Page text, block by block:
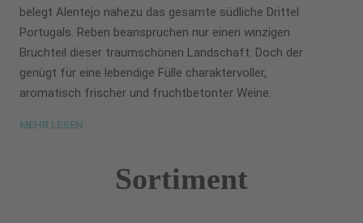
belegt Alentejo nahezu das gesamte südliche Drittel
Portugals. Reben beanspruchen nur einen winzigen
Bruchteil dieser traumschönen Landschaft. Doch der
genügt für eine lebendige Fülle charaktervoller,
aromatisch frischer und fruchtbetonter Weine.
MEHR LESEN
Sortiment